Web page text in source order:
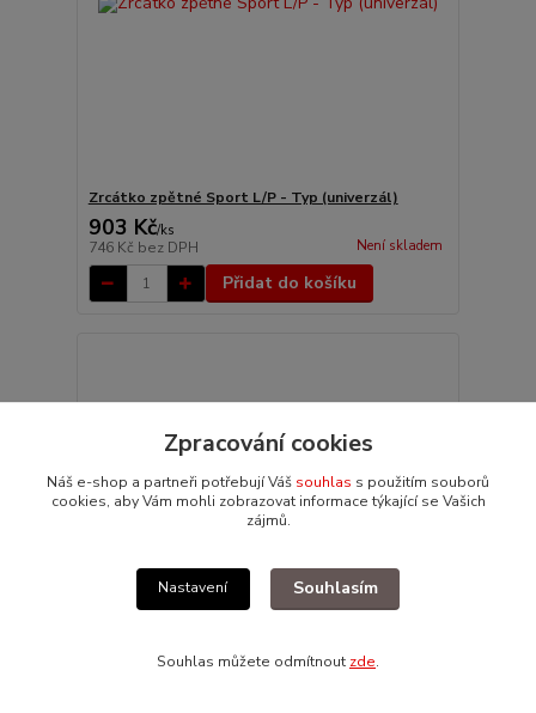
Zrcátko zpětné Sport L/P - Typ (univerzál)
903 Kč/ks
746 Kč bez DPH Není skladem
Přidat do košíku
Zpracování cookies
Náš e-shop a partneři potřebují Váš souhlas s použitím souborů
cookies, aby Vám mohli zobrazovat informace týkající se Vašich
zájmů.
Nastavení Souhlasím
Souhlas můžete odmítnout zde.